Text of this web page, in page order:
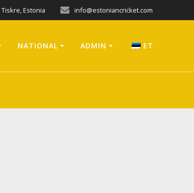
Tiskre, Estonia info@estoniancricket.com
NATIONAL ADMIN ET